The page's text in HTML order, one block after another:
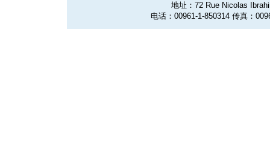
地址：72 Rue Nicolas
电话：00961-1-850314 传真：